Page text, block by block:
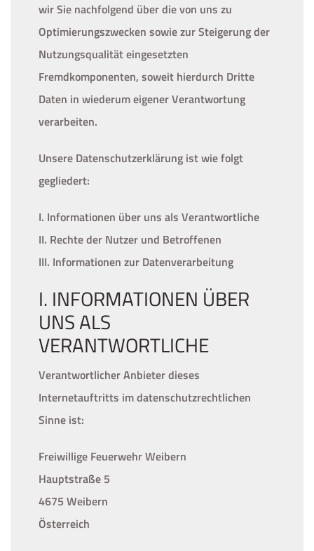
wir Sie nachfolgend über die von uns zu
Optimierungszwecken sowie zur Steigerung der
Nutzungsqualität eingesetzten
Fremdkomponenten, soweit hierdurch Dritte
Daten in wiederum eigener Verantwortung
verarbeiten.
Unsere Datenschutzerklärung ist wie folgt
gegliedert:
I. Informationen über uns als Verantwortliche
II. Rechte der Nutzer und Betroffenen
III. Informationen zur Datenverarbeitung
I. INFORMATIONEN ÜBER
UNS ALS
VERANTWORTLICHE
Verantwortlicher Anbieter dieses
Internetauftritts im datenschutzrechtlichen
Sinne ist:
Freiwillige Feuerwehr Weibern
Hauptstraße 5
4675 Weibern
Österreich